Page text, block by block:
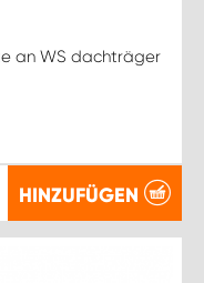
an WS dachträger
HINZUFÜGEN